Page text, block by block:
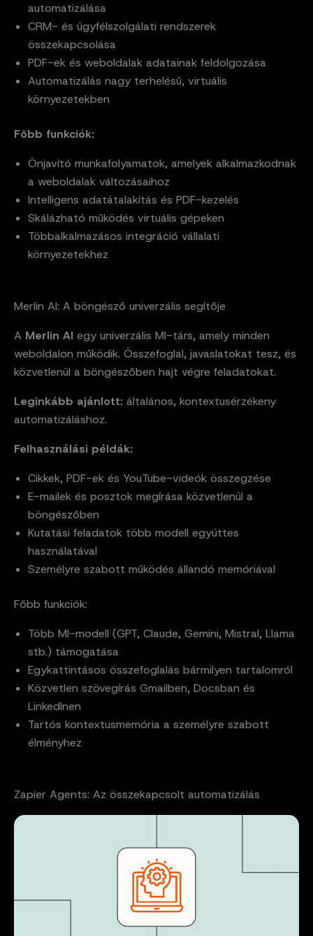
automatizálása
CRM- és ügyfélszolgálati rendszerek
összekapcsolása
PDF-ek és weboldalak adatainak feldolgozása
Automatizálás nagy terhelésű, virtuális
környezetekben
Főbb funkciók:
Önjavító munkafolyamatok, amelyek alkalmazkodnak
a weboldalak változásaihoz
Intelligens adatátalakítás és PDF-kezelés
Skálázható működés virtuális gépeken
Többalkalmazásos integráció vállalati
környezetekhez
Merlin AI: A böngésző univerzális segítője
A Merlin AI egy univerzális MI-társ, amely minden
weboldalon működik. Összefoglal, javaslatokat tesz, és
közvetlenül a böngészőben hajt végre feladatokat.
Leginkább ajánlott: általános, kontextusérzékeny
automatizáláshoz.
Felhasználási példák:
Cikkek, PDF-ek és YouTube-videók összegzése
E-mailek és posztok megírása közvetlenül a
böngészőben
Kutatási feladatok több modell együttes
használatával
Személyre szabott működés állandó memóriával
Főbb funkciók:
Több MI-modell (GPT, Claude, Gemini, Mistral, Llama
stb.) támogatása
Egykattintásos összefoglalás bármilyen tartalomról
Közvetlen szövegírás Gmailben, Docsban és
LinkedInen
Tartós kontextusmemória a személyre szabott
élményhez
Zapier Agents: Az összekapcsolt automatizálás